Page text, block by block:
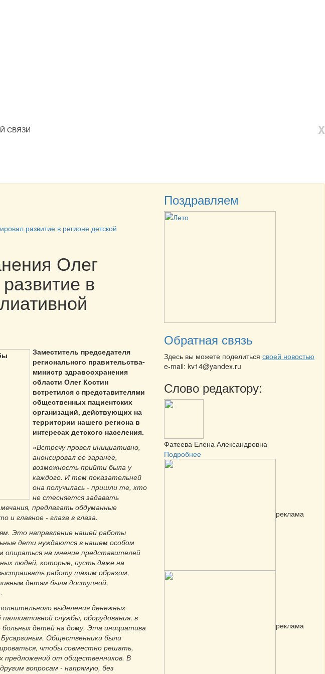
X
СВЯЗИ
развитие в регионе детской
Олег
в
Заместитель председателя
регионального правительства-
министр здравоохранения
области Олег Костин
встретился с представителями
общественных пациентских
организаций, действующих на
территории нашего региона в
интересах детского населения.
«Встречу провел инициативно,
анонсировал ее заранее,
возможность прийти была у
каждого. И тем показательней
она получилась - пришли те, кто
не стесняется задавать
предлагать обдуманные
и главное - глаза в глаза.
Это направление нашей работы
дети нуждаются в нашем особом
на мнение представителей
людей, которые, пусть даже на
работу таким образом,
детям была доступной,
выделения денежных
службы, оборудования, в
больных детей на дому. Эта инициатива
Общественники были
чтобы совместно решать,
предложений от общественников. В
вопросам - напрямую, без
Поздравляем
Обратная связь
Здесь вы можете поделиться своей новостью
e-mail: kv14@yandex.ru
Слово редактору:
Фатеева Елена Александровна
Подробнее
реклама
реклама